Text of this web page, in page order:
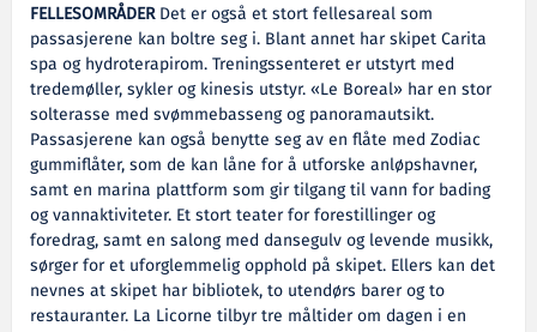
FELLESOMRÅDERDet er også et stort fellesareal som
passasjerene kan boltre seg i. Blant annet har skipet Carita
spa og hydroterapirom. Treningssenteret er utstyrt med
tredemøller, sykler og kinesis utstyr. «Le Boreal» har en stor
solterasse med svømmebasseng og panoramautsikt.
Passasjerene kan også benytte seg av en flåte med Zodiac
gummiflåter, som de kan låne for å utforske anløpshavner,
samt en marina plattform som gir tilgang til vann for bading
og vannaktiviteter. Et stort teater for forestillinger og
foredrag, samt en salong med dansegulv og levende musikk,
sørger for et uforglemmelig opphold på skipet. Ellers kan det
nevnes at skipet har bibliotek, to utendørs barer og to
restauranter. La Licorne tilbyr tre måltider om dagen i en